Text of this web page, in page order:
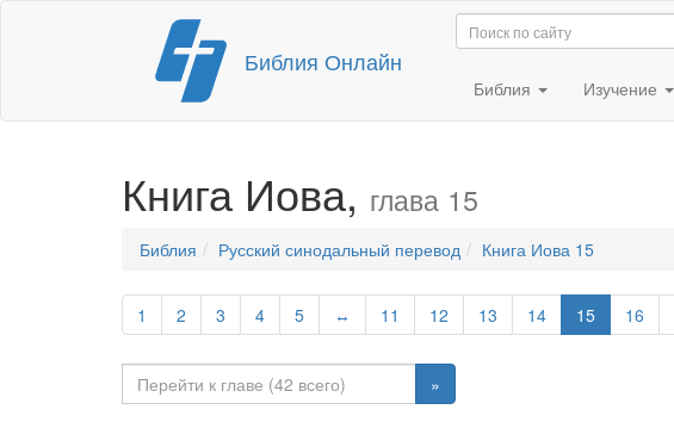
Перейти
содержимому
Библия Онлайн
Библия Изучение
Книга Иова, глава 15
Библия Русский синодальный перевод Книга Иова 15
1 2 3 4 5 ↔ 11 12 13 14 15 16
»